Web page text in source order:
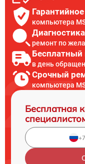
компьютера
ремонт по
Бесплатный
в день
Срочный
компьютера
Бесплатная